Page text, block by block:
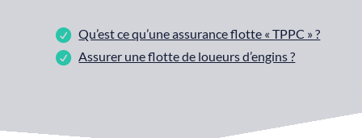
Qu’est ce qu’une assurance flotte « TPPC » ?
Assurer une flotte de loueurs d’engins ?